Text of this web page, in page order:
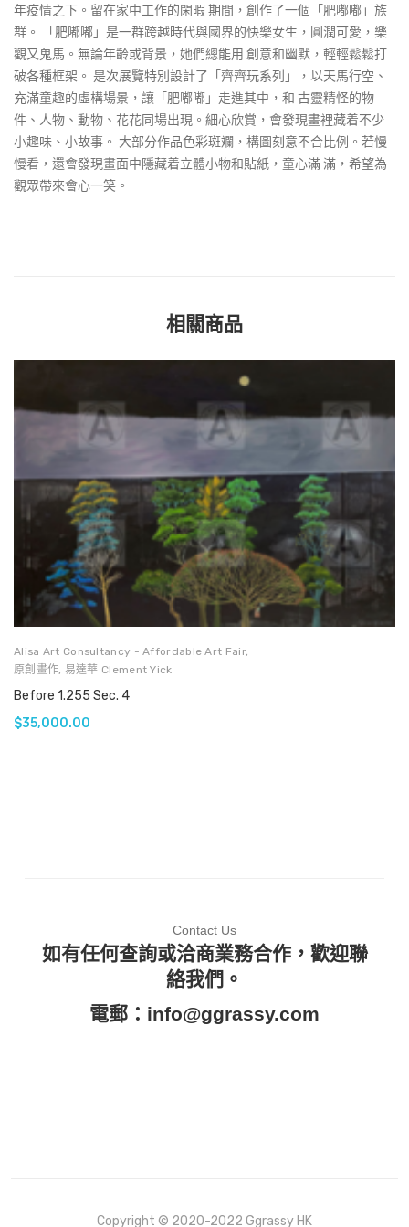
年疫情之下。留在家中工作的閑暇 期間，創作了一個「肥嘟嘟」族
群。 「肥嘟嘟」是一群跨越時代與國界的快樂女生，圓潤可愛，樂
觀又鬼馬。無論年齡或背景，她們總能用 創意和幽默，輕輕鬆鬆打
破各種框架。 是次展覽特別設計了「齊齊玩系列」，以天馬行空、
充滿童趣的虛構場景，讓「肥嘟嘟」走進其中，和 古靈精怪的物
件、人物、動物、花花同場出現。細心欣賞，會發現畫裡藏着不少
小趣味、小故事。 大部分作品色彩斑斕，構圖刻意不合比例。若慢
慢看，還會發現畫面中隱藏着立體小物和貼紙，童心滿 滿，希望為
觀眾帶來會心一笑。
相關商品
Alisa Art Consultancy - Affordable Art Fair,
原創畫作, 易達華 Clement Yick
Before 1.255 Sec. 4
$35,000.00
Contact Us
如有任何查詢或洽商業務合作，歡迎聯
絡我們。
電郵： info@ggrassy.com
Copyright © 2020-2022 Ggrassy HK